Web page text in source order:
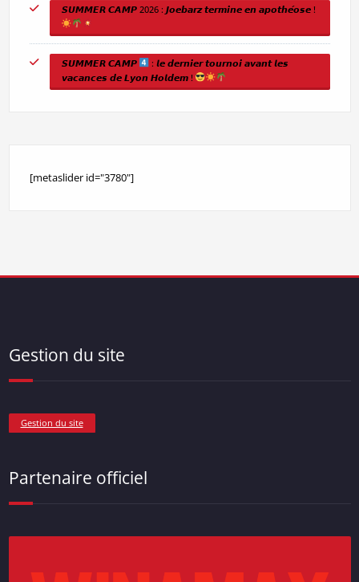
𝙎𝙐𝙈𝙈𝙀𝙍 𝘾𝘼𝙈𝙋 2026 : 𝙅𝙤𝙚𝙗𝙖𝙧𝙯 𝙩𝙚𝙧𝙢𝙞𝙣𝙚 𝙚𝙣 𝙖𝙥𝙤𝙩𝙝𝙚́𝙤𝙨𝙚 !
𝙎𝙐𝙈𝙈𝙀𝙍 𝘾𝘼𝙈𝙋
: 𝙡𝙚 𝙙𝙚𝙧𝙣𝙞𝙚𝙧 𝙩𝙤𝙪𝙧𝙣𝙤𝙞 𝙖𝙫𝙖𝙣𝙩 𝙡𝙚𝙨
𝙫𝙖𝙘𝙖𝙣𝙘𝙚𝙨 𝙙𝙚 𝙇𝙮𝙤𝙣 𝙃𝙤𝙡𝙙𝙚𝙢 !
[metaslider id="3780"]
Gestion du site
Gestion du site
Partenaire officiel